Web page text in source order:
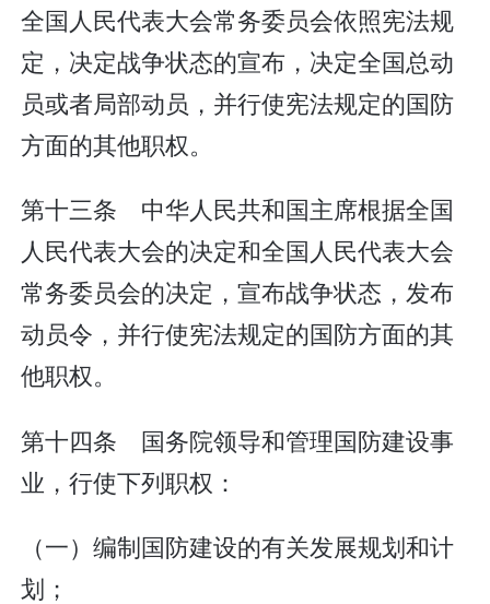
全国人民代表大会常务委员会依照宪法规
定，决定战争状态的宣布，决定全国总动
员或者局部动员，并行使宪法规定的国防
方面的其他职权。
第十三条 中华人民共和国主席根据全国
人民代表大会的决定和全国人民代表大会
常务委员会的决定，宣布战争状态，发布
动员令，并行使宪法规定的国防方面的其
他职权。
第十四条 国务院领导和管理国防建设事
业，行使下列职权：
（一）编制国防建设的有关发展规划和计
划；